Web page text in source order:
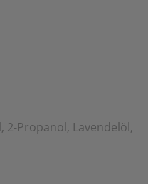
Propanol, Lavendelöl,